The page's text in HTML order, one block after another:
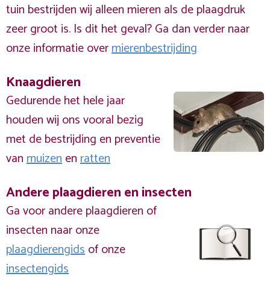
tuin bestrijden wij alleen mieren als de plaagdruk
zeer groot is. Is dit het geval? Ga dan verder naar
onze informatie overmierenbestrijding
Knaagdieren
Gedurende het hele jaar
houden wij ons vooral bezig
met de bestrijding en preventie
vanmuizenenratten
Andere plaagdieren en insecten
Ga voor andere plaagdieren of
insecten naar onze
plaagdierengidsof onze
insectengids